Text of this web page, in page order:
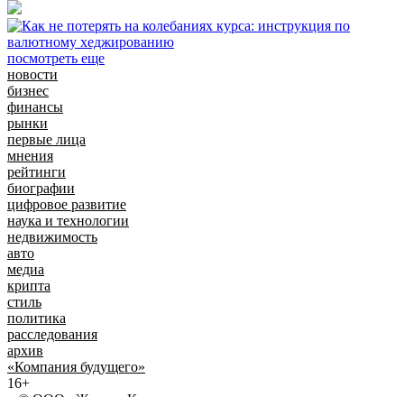
посмотреть еще
новости
бизнес
финансы
рынки
первые лица
мнения
рейтинги
биографии
цифровое развитие
наука и технологии
недвижимость
авто
медиа
крипта
стиль
политика
расследования
архив
«Компания будущего»
16+